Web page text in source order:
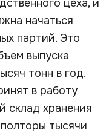
цеха, и
начаться
партий. Это
выпуска
тонн в год.
в работу
склад хранения
тысячи